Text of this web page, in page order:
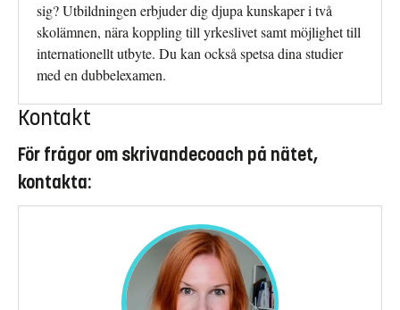
sig? Utbildningen erbjuder dig djupa kunskaper i två
skolämnen, nära koppling till yrkeslivet samt möjlighet till
internationellt utbyte. Du kan också spetsa dina studier
med en dubbelexamen.
Kontakt
För frågor om skrivandecoach på nätet,
kontakta: